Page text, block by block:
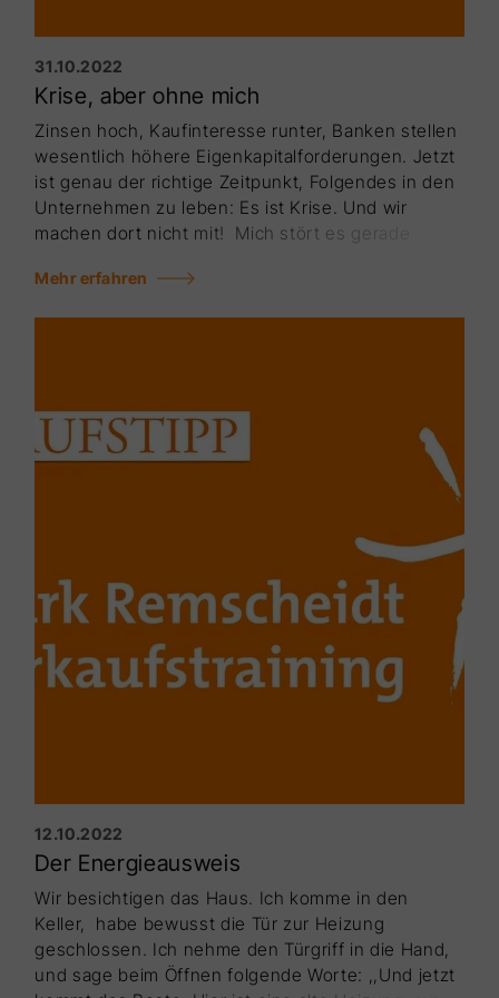
31.10.2022
Krise, aber ohne mich
Zinsen hoch, Kaufinteresse runter, Banken stellen
wesentlich höhere Eigenkapitalforderungen. Jetzt
ist genau der richtige Zeitpunkt, Folgendes in den
Unternehmen zu leben: Es ist Krise. Und wir
machen dort nicht mit! Mich stört es gerade
Politik, wie die Medien unser Land, unseren
Mehr erfahren
12.10.2022
Der Energieausweis
Wir besichtigen das Haus. Ich komme in den
Keller, habe bewusst die Tür zur Heizung
geschlossen. Ich nehme den Türgriff in die Hand,
und sage beim Öffnen folgende Worte: ,,Und jetzt